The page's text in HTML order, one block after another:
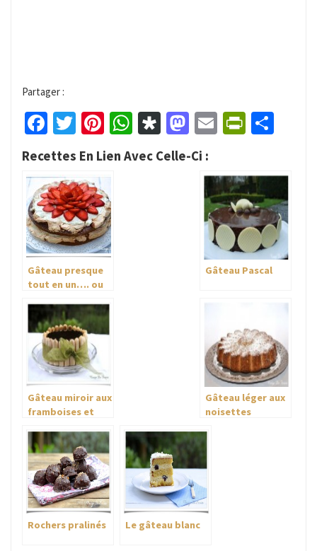
Partager :
Facebook
Twitter
Pinterest
WhatsApp
Diaspora
Mastodon
Email
Recettes En Lien Avec Celle-Ci :
Gâteau presque
tout en un…. ou
meringué
Gâteau Pascal
Gâteau miroir aux
framboises et
Gâteau léger aux
noisettes
Rochers pralinés Le gâteau blanc